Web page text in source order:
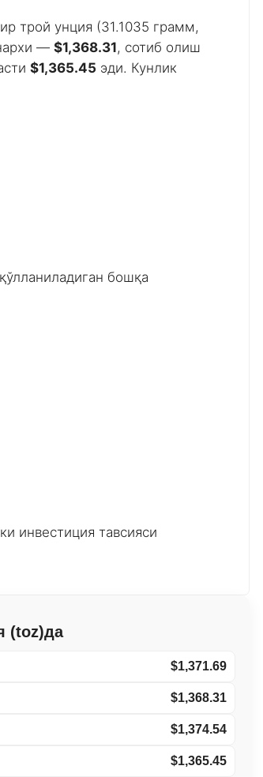
трой унция (31.1035 грамм,
— $1,368.31, сотиб олиш
$1,365.45 эди. Кунлик
бошқа
инвестиция тавсияси
(toz)да
$1,371.69
$1,368.31
$1,374.54
$1,365.45